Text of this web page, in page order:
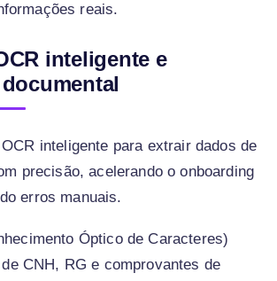
reais.
inteligente e
inteligente para extrair dados de
precisão, acelerando o onboarding
erros manuais.
Óptico de Caracteres)
CNH, RG e comprovantes de